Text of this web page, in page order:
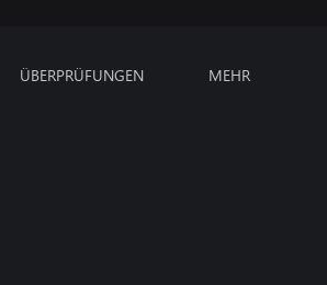
ÜBERPRÜFUNGEN MEHR